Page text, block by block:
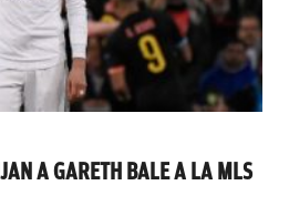
A GARETH BALE A LA MLS